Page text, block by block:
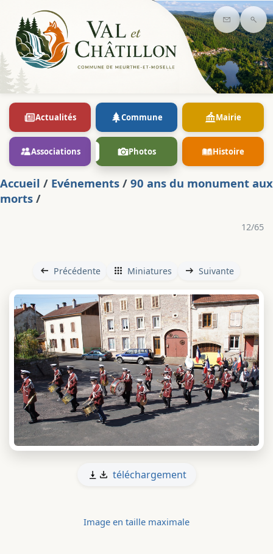
Contact
Actualités Commune Mairie
Associations Photos Histoire
Accueil / Evénements / 90 ans du monument aux
morts /
12/65
Précédente Miniatures Suivante
téléchargement
Image en taille maximale